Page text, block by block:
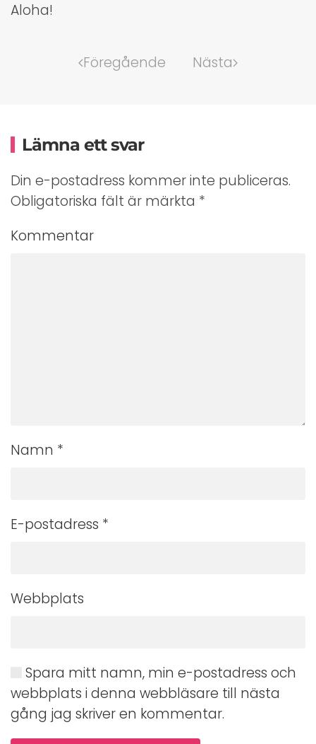
Aloha!
Föregående Nästa
Lämna ett svar
Din e-postadress kommer inte publiceras.
Obligatoriska fält är märkta *
Kommentar
Namn *
E-postadress *
Webbplats
Spara mitt namn, min e-postadress och
webbplats i denna webbläsare till nästa
gång jag skriver en kommentar.